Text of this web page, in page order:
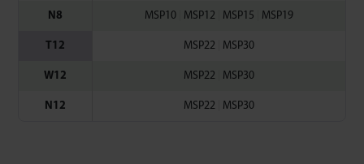
N8 MSP10 MSP12 MSP15 MSP19
T12 MSP22 MSP30
W12 MSP22 MSP30
N12 MSP22 MSP30